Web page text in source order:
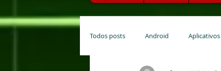
Todos posts Android Aplicativos